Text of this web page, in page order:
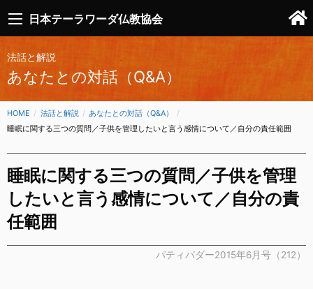
日本テーラワーダ仏教協会
法話と解説
あなたとの対話（Q&A）
HOME 法話と解説
あなたとの対話（Q&A）
CURRENT:
睡眠に関する三つの質問／子供を管理したいと言う感情について／自分の責任範囲
睡眠に関する三つの質問／子供を管理
したいと言う感情について／自分の責
任範囲
パティパダー2015年6月号（212）